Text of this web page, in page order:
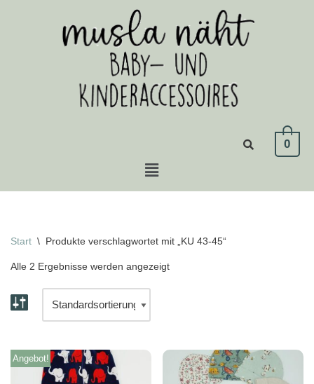
0
Start \ Produkte verschlagwortet mit „KU 43-45“
Alle 2 Ergebnisse werden angezeigt
Angebot!